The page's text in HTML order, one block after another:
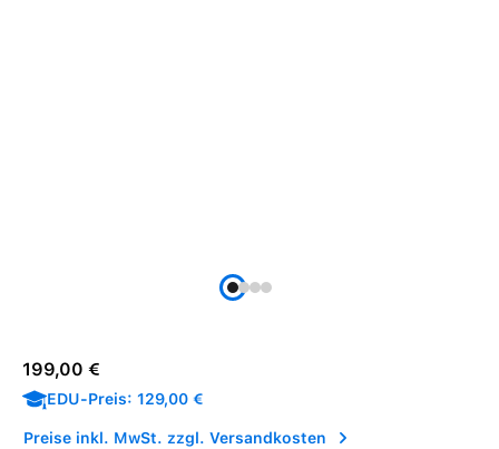
Verkaufspreis:
Regulärer Preis:
199,00 €
EDU-Preis: 129,00 €
Preise inkl. MwSt. zzgl. Versandkosten